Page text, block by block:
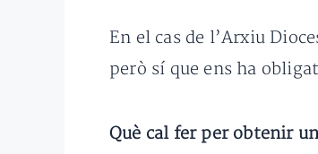
En el cas de l’Arxiu
però sí que ens ha
Què cal fer per obtenir